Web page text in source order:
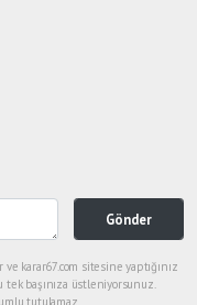
Gönder
karar67.com sitesine yaptığınız
başınıza üstleniyorsunuz.
tutulamaz.